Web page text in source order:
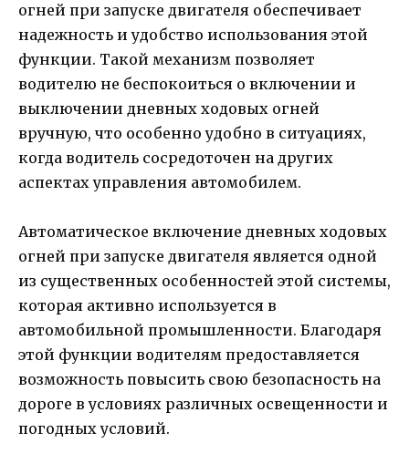
огней при запуске двигателя обеспечивает
надежность и удобство использования этой
функции. Такой механизм позволяет
водителю не беспокоиться о включении и
выключении дневных ходовых огней
вручную, что особенно удобно в ситуациях,
когда водитель сосредоточен на других
аспектах управления автомобилем.
Автоматическое включение дневных ходовых
огней при запуске двигателя является одной
из существенных особенностей этой системы,
которая активно используется в
автомобильной промышленности. Благодаря
этой функции водителям предоставляется
возможность повысить свою безопасность на
дороге в условиях различных освещенности и
погодных условий.